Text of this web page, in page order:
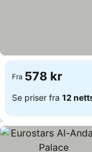
Fra 578 kr
Se priser fra 12